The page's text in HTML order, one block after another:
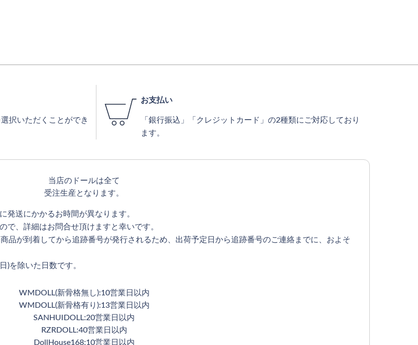
択いただくことができ
お支払い
「銀行振込」「クレジットカード」の2種類にご対応しており
ます。
当店のドールは全て
受注生産となります。
発送にかかるお時間が異なります。
で、詳細はお問合せ頂けますと幸いです。
品が到着してから追跡番号が発行されるため、出荷予定日から追跡番号のご連絡までに、およそ
)を除いた日数です。
WMDOLL(新骨格無し):10営業日以内
WMDOLL(新骨格有り):13営業日以内
SANHUIDOLL:20営業日以内
RZRDOLL:40営業日以内
DollHouse168:10営業日以内